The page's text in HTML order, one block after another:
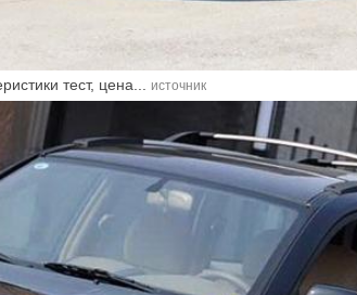
тест, цена... источник